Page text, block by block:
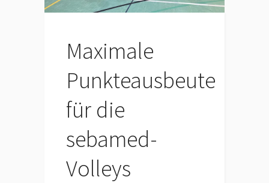
Maximale
Punkteausbeute
für die
sebamed-
Volleys